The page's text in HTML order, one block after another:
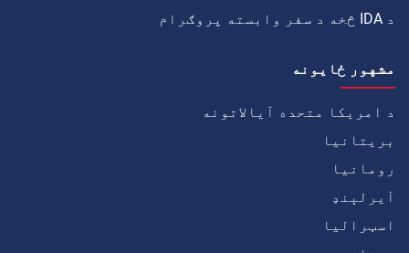
د IDA څخه د سفر وابسته پروګرام
مشهور ځايونه
د امریکا متحده آیالاتونه
بریتانیا
رومانیا
آيرلېنډ
اسټرالیا